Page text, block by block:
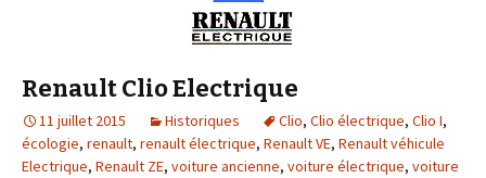
Renault Clio Electrique
11 juillet 2015 Historiques Clio, Clio électrique, Clio I,
écologie, renault, renault électrique, Renault VE, Renault véhicule
Electrique, Renault ZE, voiture ancienne, voiture électrique, voiture